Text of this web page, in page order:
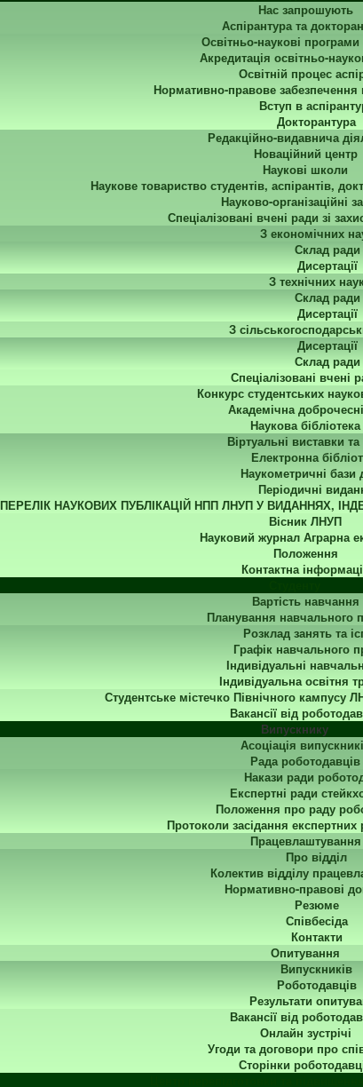
Нас запрошують
Аспірантура та
Освітньо-наукові програми
Акредитація освітньо-
Освітній процес
Нормативно-правове
Вступ в
Докторантура
Редакційно-видавнича
Новаційний центр
Наукові школи
Наукове товариство студентів, аспірантів,
Науково-організаційні
Спеціалізовані вчені ради зі
З економічних
Склад ради
Дисертації
З технічних
Склад ради
Дисертації
З
Дисертації
Склад ради
Спеціалізовані вчені
Конкурс студентських
Академічна
Наукова бібліотека
Віртуальні виставки
Електронна
Наукометричні бази
Періодичні
ПЕРЕЛІК НАУКОВИХ ПУБЛІКАЦІЙ НПП ЛНУП У ВИДАННЯХ,
Вісник ЛНУП
Науковий журнал Аграрна
Положення
Контактна
Вартість навчання
Планування навчального
Розклад занять та
Графік навчального
Індивідуальні
Індивідуальна освітня
Студентське містечко Північного кампусу
Вакансії від
Випускнику
Асоціація
Рада роботодавців
Накази ради
Експертні ради
Положення про раду
Протоколи засідання експертних
Працевлаштування
Про відділ
Колектив відділу
Нормативно-правові
Резюме
Співбесіда
Контакти
Опитування
Випускників
Роботодавців
Результати
Вакансії від
Онлайн зустрічі
Угоди та договори про
Сторінки